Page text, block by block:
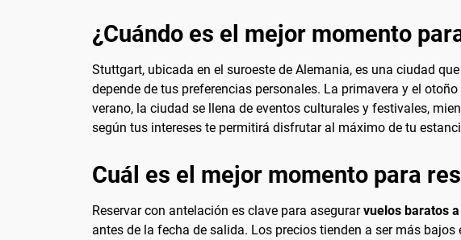
¿Cuándo es el mejor momento
Stuttgart, ubicada en el suroeste de Alemania, es una ciudad
depende de tus preferencias personales. La primavera y el
verano, la ciudad se llena de eventos culturales y festivales,
según tus intereses te permitirá disfrutar al máximo de tu
Cuál es el mejor momento para
Reservar con antelación es clave para asegurarvuelos baratos
antes de la fecha de salida. Los precios tienden a ser más